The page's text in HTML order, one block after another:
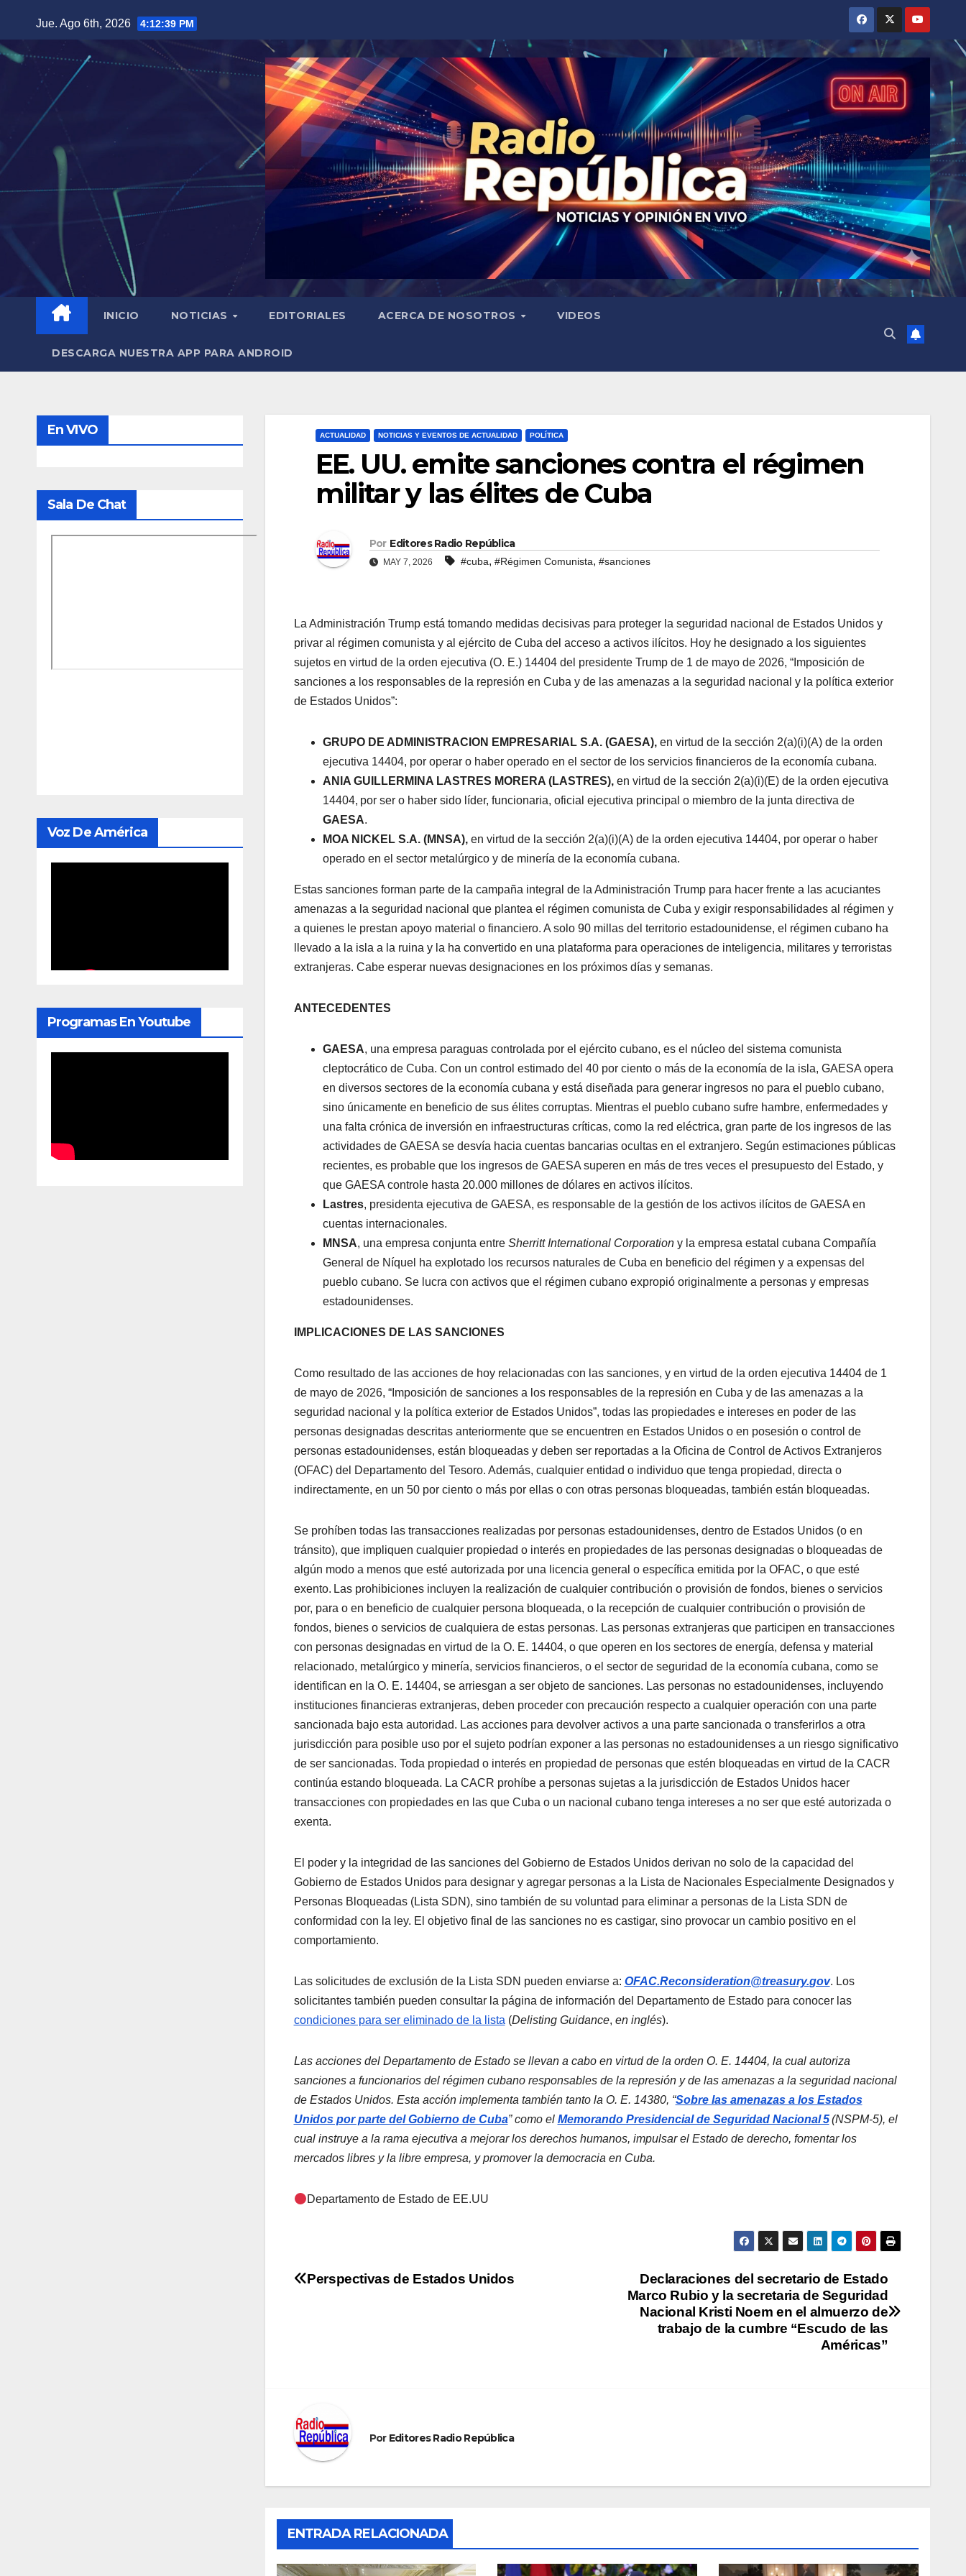
contenido
Jue. Ago 6th, 2026 4:12:40 PM
INICIO NOTICIAS EDITORIALES ACERCA DE NOSOTROS VIDEOS
DESCARGA NUESTRA APP PARA ANDROID
En VIVO
Sala De Chat
Voz De América
Programas En Youtube
ACTUALIDAD NOTICIAS Y EVENTOS DE ACTUALIDAD POLÍTICA
EE. UU. emite sanciones contra el régimen
militar y las élites de Cuba
Por Editores Radio República
MAY 7, 2026 #cuba, #Régimen Comunista, #sanciones
La Administración Trump está tomando medidas decisivas para proteger la seguridad nacional de Estados Unidos y
privar al régimen comunista y al ejército de Cuba del acceso a activos ilícitos. Hoy he designado a los siguientes
sujetos en virtud de la orden ejecutiva (O. E.) 14404 del presidente Trump de 1 de mayo de 2026, “Imposición de
sanciones a los responsables de la represión en Cuba y de las amenazas a la seguridad nacional y la política exterior
de Estados Unidos”:
GRUPO DE ADMINISTRACION EMPRESARIAL S.A. (GAESA), en virtud de la sección 2(a)(i)(A) de la orden
ejecutiva 14404, por operar o haber operado en el sector de los servicios financieros de la economía cubana.
ANIA GUILLERMINA LASTRES MORERA (LASTRES), en virtud de la sección 2(a)(i)(E) de la orden ejecutiva
14404, por ser o haber sido líder, funcionaria, oficial ejecutiva principal o miembro de la junta directiva de
GAESA.
MOA NICKEL S.A.(MNSA), en virtud de la sección 2(a)(i)(A) de la orden ejecutiva 14404, por operar o haber
operado en el sector metalúrgico y de minería de la economía cubana.
Estas sanciones forman parte de la campaña integral de la Administración Trump para hacer frente a las acuciantes
amenazas a la seguridad nacional que plantea el régimen comunista de Cuba y exigir responsabilidades al régimen y
a quienes le prestan apoyo material o financiero. A solo 90 millas del territorio estadounidense, el régimen cubano ha
llevado a la isla a la ruina y la ha convertido en una plataforma para operaciones de inteligencia, militares y terroristas
extranjeras. Cabe esperar nuevas designaciones en los próximos días y semanas.
ANTECEDENTES
GAESA, una empresa paraguas controlada por el ejército cubano, es el núcleo del sistema comunista
cleptocrático de Cuba. Con un control estimado del 40 por ciento o más de la economía de la isla, GAESA opera
en diversos sectores de la economía cubana y está diseñada para generar ingresos no para el pueblo cubano,
sino únicamente en beneficio de sus élites corruptas. Mientras el pueblo cubano sufre hambre, enfermedades y
una falta crónica de inversión en infraestructuras críticas, como la red eléctrica, gran parte de los ingresos de las
actividades de GAESA se desvía hacia cuentas bancarias ocultas en el extranjero. Según estimaciones públicas
recientes, es probable que los ingresos de GAESA superen en más de tres veces el presupuesto del Estado, y
que GAESA controle hasta 20.000 millones de dólares en activos ilícitos.
Lastres, presidenta ejecutiva de GAESA, es responsable de la gestión de los activos ilícitos de GAESA en
cuentas internacionales.
MNSA, una empresa conjunta entre Sherritt International Corporationy la empresa estatal cubana Compañía
General de Níquel ha explotado los recursos naturales de Cuba en beneficio del régimen y a expensas del
pueblo cubano. Se lucra con activos que el régimen cubano expropió originalmente a personas y empresas
estadounidenses.
IMPLICACIONES DE LAS SANCIONES
Como resultado de las acciones de hoy relacionadas con las sanciones, y en virtud de la orden ejecutiva 14404 de 1
de mayo de 2026, “Imposición de sanciones a los responsables de la represión en Cuba y de las amenazas a la
seguridad nacional y la política exterior de Estados Unidos”, todas las propiedades e intereses en poder de las
personas designadas descritas anteriormente que se encuentren en Estados Unidos o en posesión o control de
personas estadounidenses, están bloqueadas y deben ser reportadas a la Oficina de Control de Activos Extranjeros
(OFAC) del Departamento del Tesoro. Además, cualquier entidad o individuo que tenga propiedad, directa o
indirectamente, en un 50 por ciento o más por ellas o con otras personas bloqueadas, también están bloqueadas.
Se prohíben todas las transacciones realizadas por personas estadounidenses, dentro de Estados Unidos (o en
tránsito), que impliquen cualquier propiedad o interés en propiedades de las personas designadas o bloqueadas de
algún modo a menos que esté autorizada por una licencia general o específica emitida por la OFAC, o que esté
exento. Las prohibiciones incluyen la realización de cualquier contribución o provisión de fondos, bienes o servicios
por, para o en beneficio de cualquier persona bloqueada, o la recepción de cualquier contribución o provisión de
fondos, bienes o servicios de cualquiera de estas personas. Las personas extranjeras que participen en transacciones
con personas designadas en virtud de la O. E. 14404, o que operen en los sectores de energía, defensa y material
relacionado, metalúrgico y minería, servicios financieros, o el sector de seguridad de la economía cubana, como se
identifican en la O. E. 14404, se arriesgan a ser objeto de sanciones. Las personas no estadounidenses, incluyendo
instituciones financieras extranjeras, deben proceder con precaución respecto a cualquier operación con una parte
sancionada bajo esta autoridad. Las acciones para devolver activos a una parte sancionada o transferirlos a otra
jurisdicción para posible uso por el sujeto podrían exponer a las personas no estadounidenses a un riesgo significativo
de ser sancionadas. Toda propiedad o interés en propiedad de personas que estén bloqueadas en virtud de la CACR
continúa estando bloqueada. La CACR prohíbe a personas sujetas a la jurisdicción de Estados Unidos hacer
transacciones con propiedades en las que Cuba o un nacional cubano tenga intereses a no ser que esté autorizada o
exenta.
El poder y la integridad de las sanciones del Gobierno de Estados Unidos derivan no solo de la capacidad del
Gobierno de Estados Unidos para designar y agregar personas a la Lista de Nacionales Especialmente Designados y
Personas Bloqueadas (Lista SDN), sino también de su voluntad para eliminar a personas de la Lista SDN de
conformidad con la ley. El objetivo final de las sanciones no es castigar, sino provocar un cambio positivo en el
comportamiento.
Las solicitudes de exclusión de la Lista SDN pueden enviarse a: OFAC.Reconsideration@treasury.gov. Los
solicitantes también pueden consultar la página de información del Departamento de Estado para conocer las
condiciones para ser eliminado de la lista (Delisting Guidance, en inglés).
Las acciones del Departamento de Estado se llevan a cabo en virtud de la orden O. E. 14404, la cual autoriza
sanciones a funcionarios del régimen cubano responsables de la represión y de las amenazas a la seguridad nacional
de Estados Unidos. Esta acción implementa también tanto la O. E. 14380, “Sobre las amenazas a los Estados
Unidos por parte del Gobierno de Cuba” como el Memorando Presidencial de Seguridad Nacional 5(NSPM-5), el
cual instruye a la rama ejecutiva a mejorar los derechos humanos, impulsar el Estado de derecho, fomentar los
mercados libres y la libre empresa, y promover la democracia en Cuba.
Departamento de Estado de EE.UU
Navegación
Declaraciones del secretario de Estado
Marco Rubio y la secretaria de Seguridad
Nacional Kristi Noem en el almuerzo de
trabajo de la cumbre “Escudo de las
Américas”
Perspectivas de Estados Unidos
Por Editores Radio República
ENTRADA RELACIONADA